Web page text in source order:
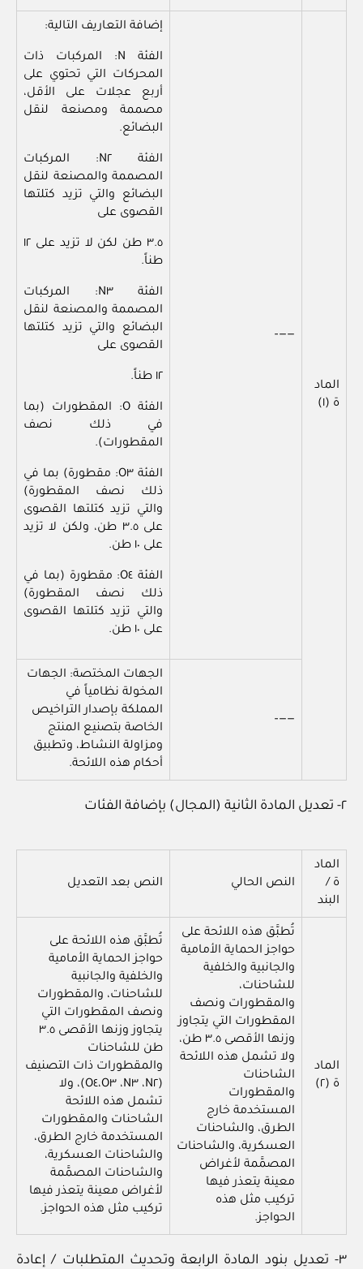
الماد
ة (١)
——–
إضافة التعاريف التالية:
الفئة N: المركبات ذات
المحركات التي تحتوي على
أربع عجلات على الأقل،
مصممة ومصنعة لنقل
البضائع.
الفئة N٢: المركبات
المصممة والمصنعة لنقل
البضائع والتي تزيد كتلتها
القصوى على
٣.٥ طن لكن لا تزيد على ١٢
طناً.
الفئة N٣: المركبات
المصممة والمصنعة لنقل
البضائع والتي تزيد كتلتها
القصوى على
١٢ طناً.
الفئة O: المقطورات (بما
في ذلك نصف
المقطورات).
الفئة O٣: مقطورة) بما في
ذلك نصف المقطورة)
والتي تزيد كتلتها القصوى
على ٣.٥ طن، ولكن لا تزيد
على ١٠ طن.
الفئة O٤: مقطورة (بما في
ذلك نصف المقطورة)
والتي تزيد كتلتها القصوى
على ١٠ طن.
——–
الجهات المختصة: الجهات
المخولة نظامياً في
المملكة بإصدار التراخيص
الخاصة بتصنيع المنتج
ومزاولة النشاط، وتطبيق
أحكام هذه اللائحة.
٢- تعديل المادة الثانية (المجال) بإضافة الفئات
الماد
ة /
البند
النص الحالي النص بعد التعديل
الماد
ة (٢)
تُطبَّق هذه اللائحة على
حواجز الحماية الأمامية
والجانبية والخلفية
للشاحنات،
والمقطورات ونصف
المقطورات التي يتجاوز
وزنها الأقصى ٣.٥ طن،
ولا تشمل هذه اللائحة
الشاحنات
والمقطورات
المستخدمة خارج
الطرق، والشاحنات
العسكرية، والشاحنات
المصمَّمة لأغراض
معينة يتعذر فيها
تركيب مثل هذه
الحواجز.
تُطبَّق هذه اللائحة على
حواجز الحماية الأمامية
والخلفية والجانبية
للشاحنات، والمقطورات
ونصف المقطورات التي
يتجاوز وزنها الأقصى ٣.٥
طن للشاحنات
والمقطورات ذات التصنيف
(N٢، N٣، O٣،O٤)، ولا
تشمل هذه اللائحة
الشاحنات والمقطورات
المستخدمة خارج الطرق،
والشاحنات العسكرية،
والشاحنات المصمَّمة
لأغراض معينة يتعذر فيها
تركيب مثل هذه الحواجز.
٣- تعديل بنود المادة الرابعة وتحديث المتطلبات / إعادة